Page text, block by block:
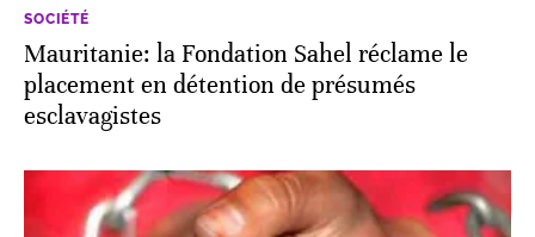
SOCIÉTÉ
Mauritanie: la Fondation Sahel réclame le
placement en détention de présumés
esclavagistes